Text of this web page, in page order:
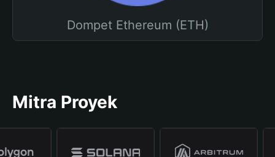
Dompet Ethereum (ETH)
Mitra Proyek